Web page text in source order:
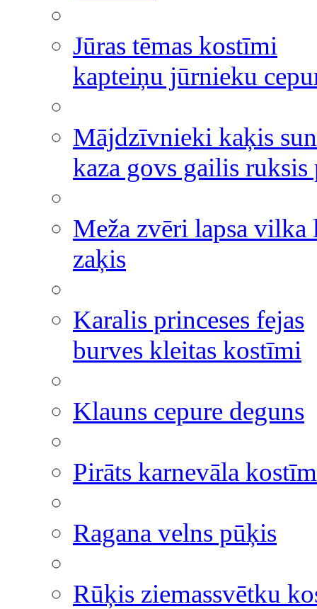
Jūras tēmas kostīmi
kapteiņu jūrnieku
Mājdzīvnieki kaķis
kaza govs gailis ruksis
Meža zvēri lapsa vilka
zaķis
Karalis princeses fejas
burves kleitas kostīmi
Klauns cepure deguns
Pirāts karnevāla
Ragana velns pūķis
Rūķis ziemassvētku